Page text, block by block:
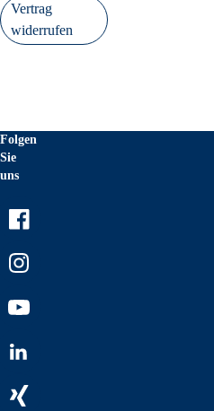
Vertrag
widerrufen
Folgen
Sie
uns
Youtube